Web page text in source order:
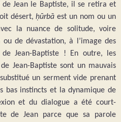
Jean le Baptiste, il se retira et
désert,ḥūrbā est un nom ou un
la nuance de solitude, voire
de dévastation, à l’image des
Jean-Baptiste ! En outre, les
Jean-Baptiste sont un mauvais
un serment vide prenant
bas instincts et la dynamique de
et du dialogue a été court-
de Jean parce que sa parole